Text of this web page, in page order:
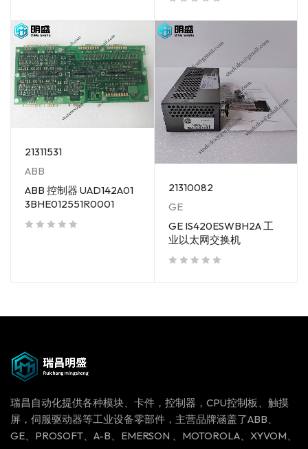
21311531
ABB
ABB 控制器 UAD142A01
3BHE012551R0001
21310082
GE
GE IS420ESWBH2A 工
业以太网交换机
瑞昌自动化提供各种模块、卡件，控制器，CPU控制板、触摸
屏，伺服驱动器等工业设备零部件，主营品牌涵盖了ABB、
GE、PROSOFT、A-B、EMERSON 、MOTOROLA、XYVOM、